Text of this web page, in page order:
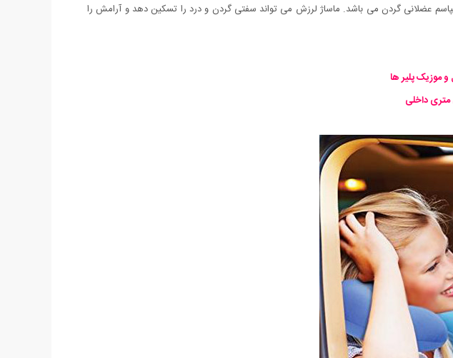
عضلانی گردن می باشد. ماساژ لرزش می تواند سفتی گردن و درد را تسکین دهد و آرامش را